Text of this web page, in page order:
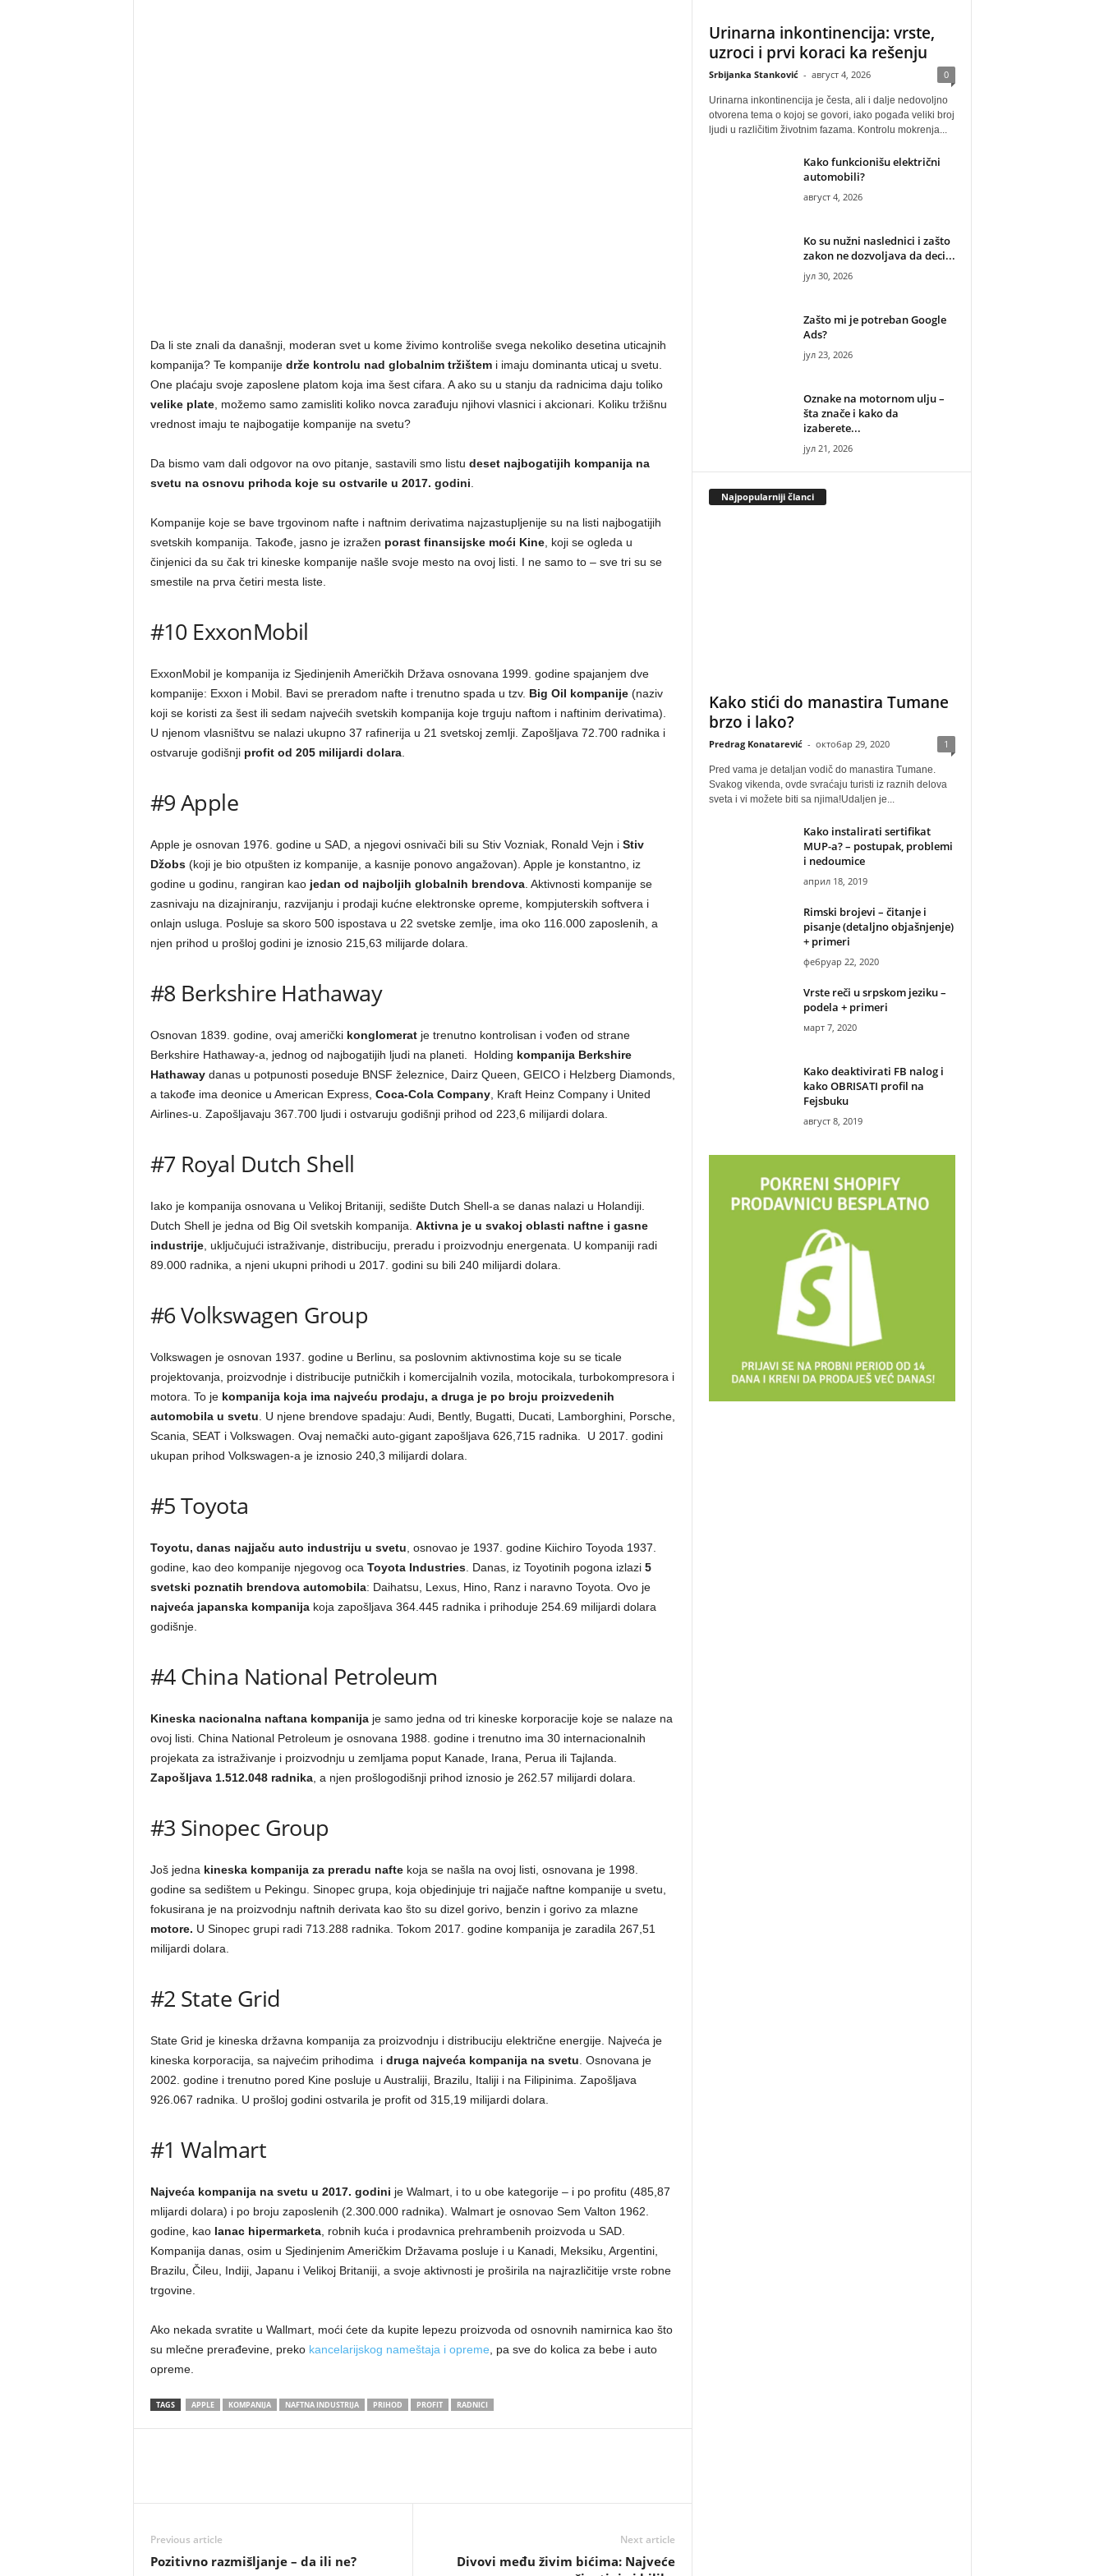
Da li ste znali da današnji, moderan svet u kome živimo kontroliše svega nekoliko desetina uticajnih
kompanija? Te kompanije drže kontrolu nad globalnim tržištemi imaju dominanta uticaj u svetu.
One plaćaju svoje zaposlene platom koja ima šest cifara. A ako su u stanju da radnicima daju toliko
velike plate, možemo samo zamisliti koliko novca zarađuju njihovi vlasnici i akcionari. Koliku tržišnu
vrednost imaju te najbogatije kompanije na svetu?
Da bismo vam dali odgovor na ovo pitanje, sastavili smo listu deset najbogatijih kompanija na
svetu na osnovu prihoda koje su ostvarile u 2017. godini
Kompanije koje se bave trgovinom nafte i naftnim derivatima najzastupljenije su na listi najbogatijih
svetskih kompanija. Takođe, jasno je izražen porast finansijske moći Kine, koji se ogleda u
činjenici da su čak tri kineske kompanije našle svoje mesto na ovoj listi. I ne samo to – sve tri su se
smestile na prva četiri mesta liste.
#10 ExxonMobil
ExxonMobil je kompanija iz Sjedinjenih Američkih Država osnovana 1999. godine spajanjem dve
kompanije: Exxon i Mobil. Bavi se preradom nafte i trenutno spada u tzv. Big Oil kompanije(naziv
koji se koristi za šest ili sedam najvećih svetskih kompanija koje trguju naftom i naftinim derivatima).
U njenom vlasništvu se nalazi ukupno 37 rafinerija u 21 svetskoj zemlji. Zapošljava 72.700 radnika i
ostvaruje godišnji profit od 205 milijardi dolara.
#9 Apple
Apple je osnovan 1976. godine u SAD, a njegovi osnivači bili su Stiv Vozniak, Ronald Vejn i Stiv
Džobs(koji je bio otpušten iz kompanije, a kasnije ponovo angažovan). Apple je konstantno, iz
godine u godinu, rangiran kao jedan od najboljih globalnih brendova. Aktivnosti kompanije se
zasnivaju na dizajniranju, razvijanju i prodaji kućne elektronske opreme, kompjuterskih softvera i
onlajn usluga. Posluje sa skoro 500 ispostava u 22 svetske zemlje, ima oko 116.000 zaposlenih, a
njen prihod u prošloj godini je iznosio 215,63 milijarde dolara.
#8 Berkshire Hathaway
Osnovan 1839. godine, ovaj američki konglomeratje trenutno kontrolisan i vođen od strane
Berkshire Hathaway-a, jednog od najbogatijih ljudi na planeti. Holding kompanija Berkshire
Hathawaydanas u potpunosti poseduje BNSF železnice, Dairz Queen, GEICO i Helzberg Diamonds,
a takođe ima deonice u American Express, Coca-Cola Company, Kraft Heinz Company i United
Airlines-u. Zapošljavaju 367.700 ljudi i ostvaruju godišnji prihod od 223,6 milijardi dolara.
#7 Royal Dutch Shell
Iako je kompanija osnovana u Velikoj Britaniji, sedište Dutch Shell-a se danas nalazi u Holandiji.
Dutch Shell je jedna od Big Oil svetskih kompanija. Aktivna je u svakoj oblasti naftne i gasne
industrije, uključujući istraživanje, distribuciju, preradu i proizvodnju energenata. U kompaniji radi
89.000 radnika, a njeni ukupni prihodi u 2017. godini su bili 240 milijardi dolara.
#6 Volkswagen Group
Volkswagen je osnovan 1937. godine u Berlinu, sa poslovnim aktivnostima koje su se ticale
projektovanja, proizvodnje i distribucije putničkih i komercijalnih vozila, motocikala, turbokompresora i
motora. To je kompanija koja ima najveću prodaju, a druga je po broju proizvedenih
automobila u svetu . U njene brendove spadaju: Audi, Bently, Bugatti, Ducati, Lamborghini, Porsche,
Scania, SEAT i Volkswagen. Ovaj nemački auto-gigant zapošljava 626,715 radnika. U 2017. godini
ukupan prihod Volkswagen-a je iznosio 240,3 milijardi dolara.
#5 Toyota
Toyotu, danas najjaču auto industriju u svetu , osnovao je 1937. godine Kiichiro Toyoda 1937.
godine, kao deo kompanije njegovog oca Toyota Industries. Danas, iz Toyotinih pogona izlazi 5
svetski poznatih brendova automobila: Daihatsu, Lexus, Hino, Ranz i naravno Toyota. Ovo je
najveća japanska kompanijakoja zapošljava 364.445 radnika i prihoduje 254.69 milijardi dolara
godišnje.
#4 China National Petroleum
Kineska nacionalna naftana kompanijaje samo jedna od tri kineske korporacije koje se nalaze na
ovoj listi. China National Petroleum je osnovana 1988. godine i trenutno ima 30 internacionalnih
projekata za istraživanje i proizvodnju u zemljama poput Kanade, Irana, Perua ili Tajlanda.
Zapošljava 1.512.048 radnika, a njen prošlogodišnji prihod iznosio je 262.57 milijardi dolara.
#3 Sinopec Group
Još jedna kineska kompanija za preradu naftekoja se našla na ovoj listi, osnovana je 1998.
godine sa sedištem u Pekingu. Sinopec grupa, koja objedinjuje tri najjače naftne kompanije u svetu,
fokusirana je na proizvodnju naftnih derivata kao što su dizel gorivo, benzin i gorivo za mlazne
motore. U Sinopec grupi radi 713.288 radnika. Tokom 2017. godine kompanija je zaradila 267,51
milijardi dolara.
#2 State Grid
State Grid je kineska državna kompanija za proizvodnju i distribuciju električne energije. Najveća je
kineska korporacija, sa najvećim prihodima i druga najveća kompanija na svetu . Osnovana je
2002. godine i trenutno pored Kine posluje u Australiji, Brazilu, Italiji i na Filipinima. Zapošljava
926.067 radnika. U prošloj godini ostvarila je profit od 315,19 milijardi dolara.
#1 Walmart
Najveća kompanija na svetu u 2017. godini je Walmart, i to u obe kategorije – i po profitu (485,87
mlijardi dolara) i po broju zaposlenih (2.300.000 radnika). Walmart je osnovao Sem Valton 1962.
godine, kao lanac hipermarketa, robnih kuća i prodavnica prehrambenih proizvoda u SAD.
Kompanija danas, osim u Sjedinjenim Američkim Državama posluje i u Kanadi, Meksiku, Argentini,
Brazilu, Čileu, Indiji, Japanu i Velikoj Britaniji, a svoje aktivnosti je proširila na najrazličitije vrste robne
trgovine.
Ako nekada svratite u Wallmart, moći ćete da kupite lepezu proizvoda od osnovnih namirnica kao što
su mlečne prerađevine, preko kancelarijskog nameštaja i opreme , pa sve do kolica za bebe i auto
opreme.
TAGS APPLE KOMPANIJA NAFTNA INDUSTRIJA PRIHOD PROFIT RADNICI
Previous article
Pozitivno razmišljanje – da ili ne?
Next article
Divovi među živim bićima: Najveće
Urinarna inkontinencija: vrste,
uzroci i prvi koraci ka rešenju
Srbijanka Stanković - август 4, 2026 0
Urinarna inkontinencija je česta, ali i dalje nedovoljno
otvorena tema o kojoj se govori, iako pogađa veliki broj
ljudi u različitim životnim fazama. Kontrolu mokrenja...
Kako funkcionišu električni
automobili?
август 4, 2026
Ko su nužni naslednici i zašto
zakon ne dozvoljava da deci...
јул 30, 2026
Zašto mi je potreban Google
Ads?
јул 23, 2026
Oznake na motornom ulju –
šta znače i kako da
izaberete...
јул 21, 2026
Najpopularniji članci
Kako stići do manastira Tumane
brzo i lako?
Predrag Konatarević - октобар 29, 2020 1
Pred vama je detaljan vodič do manastira Tumane.
Svakog vikenda, ovde svraćaju turisti iz raznih delova
sveta i vi možete biti sa njima!Udaljen je...
Kako instalirati sertifikat
MUP-a? – postupak, problemi
i nedoumice
април 18, 2019
Rimski brojevi – čitanje i
pisanje (detaljno objašnjenje)
+ primeri
фебруар 22, 2020
Vrste reči u srpskom jeziku –
podela + primeri
март 7, 2020
Kako deaktivirati FB nalog i
kako OBRISATI profil na
Fejsbuku
август 8, 2019